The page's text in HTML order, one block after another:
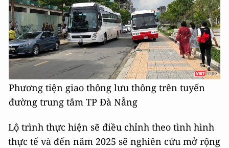
Phương tiện giao thông lưu thông trên tuyến
đường trung tâm TP Đà Nẵng
Lộ trình thực hiện sẽ điều chỉnh theo tình hình
thực tế và đến năm 2025 sẽ nghiên cứu mở rộng